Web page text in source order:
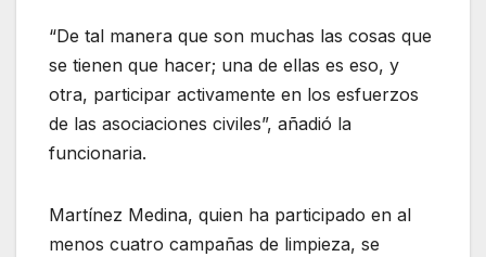
“De tal manera que son muchas las cosas que
se tienen que hacer; una de ellas es eso, y
otra, participar activamente en los esfuerzos
de las asociaciones civiles”, añadió la
funcionaria.
Martínez Medina, quien ha participado en al
menos cuatro campañas de limpieza, se